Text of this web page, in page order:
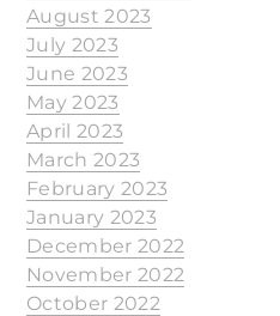
August 2023
July 2023
June 2023
May 2023
April 2023
March 2023
February 2023
January 2023
December 2022
November 2022
October 2022